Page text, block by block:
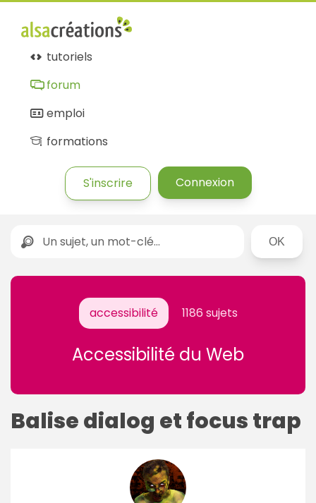
tutoriels
forum
emploi
formations
S'inscrire Connexion
Rechercher
accessibilité 1186 sujets
Accessibilité du Web
Balise dialog et focus trap